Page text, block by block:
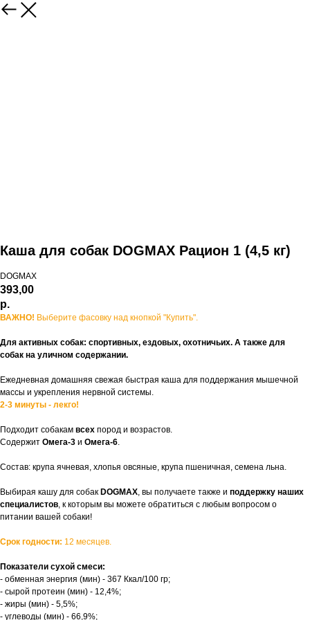
Каша для собак DOGMAX Рацион 1 (4,5 кг)
DOGMAX
393,00
р.
ВАЖНО! Выберите фасовку над кнопкой "Купить".
Для активных собак: спортивных, ездовых, охотничьих. А также для
собак на уличном содержании.
Ежедневная домашняя свежая быстрая каша для поддержания мышечной
массы и укрепления нервной системы.
2-3 минуты - лекго!
Подходит собакам всех пород и возрастов.
Содержит Омега-3 и Омега-6
Состав: крупа ячневая, хлопья овсяные, крупа пшеничная, семена льна.
Выбирая кашу для собак DOGMAX , вы получаете также и поддержку наших
специалистов , к которым вы можете обратиться с любым вопросом о
питании вашей собаки!
Срок годности: 12 месяцев.
Показатели сухой смеси:
- обменная энергия (мин) - 367 Ккал/100 гр;
- сырой протеин (мин) - 12,4%;
- жиры (мин) - 5,5%;
- углеводы (мин) - 66,9%;